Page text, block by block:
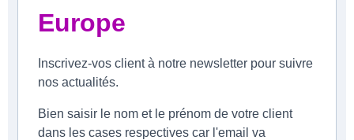
Europe
Inscrivez-vos client à notre newsletter pour suivre
nos actualités.
Bien saisir le nom et le prénom de votre client
dans les cases respectives car l'email va